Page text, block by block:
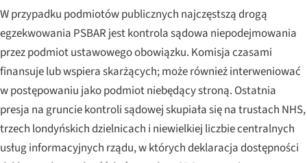
W przypadku podmiotów publicznych najczęstszą drogą
egzekwowania PSBAR jest kontrola sądowa niepodejmowania
przez podmiot ustawowego obowiązku. Komisja czasami
finansuje lub wspiera skarżących; może również interweniować
w postępowaniu jako podmiot niebędący stroną. Ostatnia
presja na gruncie kontroli sądowej skupiała się na trustach NHS,
trzech londyńskich dzielnicach i niewielkiej liczbie centralnych
usług informacyjnych rządu, w których deklaracja dostępności